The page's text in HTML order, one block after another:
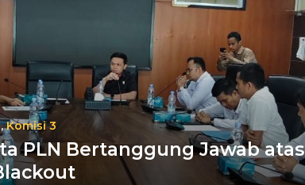
,Komisi 3
PLN Bertanggung Jawab atas